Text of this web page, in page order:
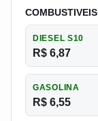
COMBUSTIVEIS
DIESEL S10
R$ 6,87
GASOLINA
R$ 6,55